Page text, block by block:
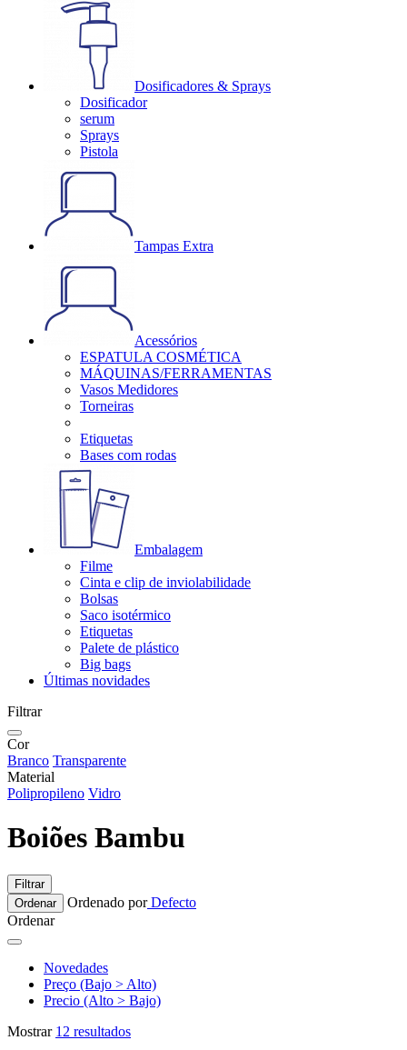
Dosificadores & Sprays
Dosificador
serum
Sprays
Pistola
Tampas Extra
Acessórios
ESPATULA COSMÉTICA
MÁQUINAS/FERRAMENTAS
Vasos Medidores
Torneiras
Etiquetas
Bases com rodas
Embalagem
Filme
Cinta e clip de inviolabilidade
Bolsas
Saco isotérmico
Etiquetas
Palete de plástico
Big bags
Últimas novidades
Filtrar
Cor
Branco Transparente
Material
Polipropileno Vidro
Boiões Bambu
Filtrar
Ordenar
Ordenado porDefecto
Ordenar
Novedades
Preço (Bajo > Alto)
Precio (Alto > Bajo)
Mostrar 12 resultados